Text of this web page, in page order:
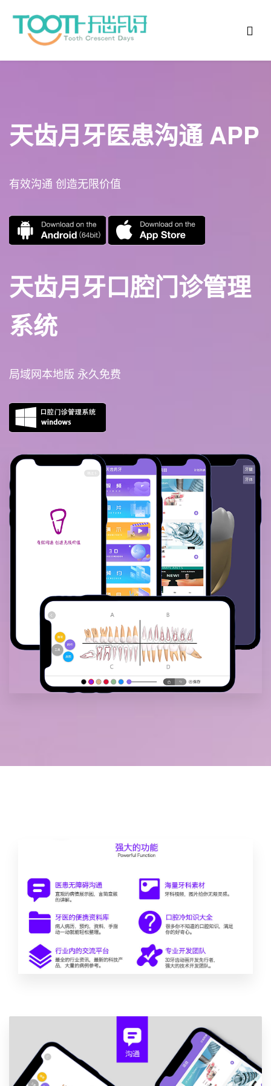
天齿月牙医患沟通 APP
有效沟通 创造无限价值
天齿月牙口腔门诊管理
系统
局域网本地版 永久免费